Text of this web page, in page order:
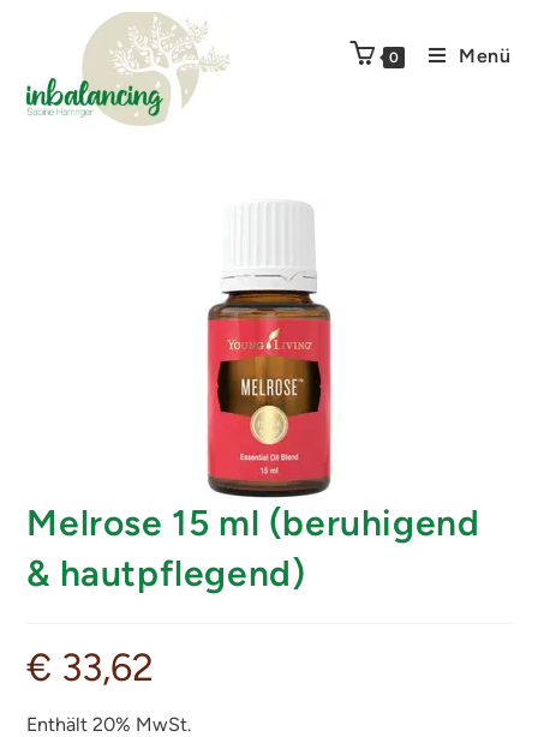
0 Menü
Melrose 15 ml (beruhigend
& hautpflegend)
€ 33,62
Enthält 20% MwSt.